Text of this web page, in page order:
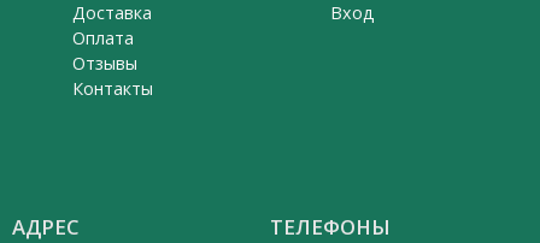
Доставка
Оплата
Отзывы
Контакты
Вход
АДРЕС ТЕЛЕФОНЫ